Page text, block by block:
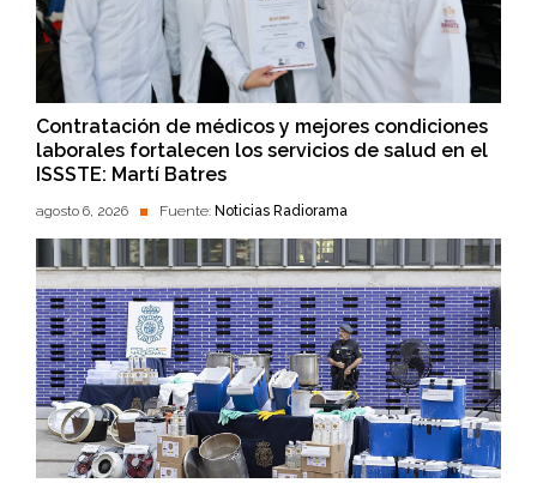
Contratación de médicos y mejores condiciones
laborales fortalecen los servicios de salud en el
ISSSTE: Martí Batres
agosto 6, 2026 Fuente: Noticias Radiorama